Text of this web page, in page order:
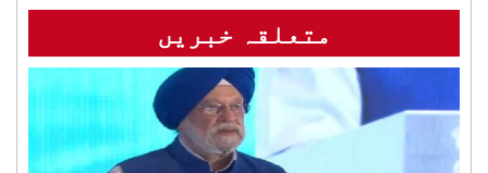
متعلقہ خبریں